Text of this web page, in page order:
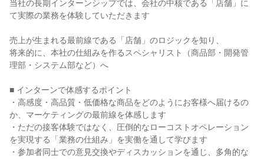
当社の長期インターンシップでは、会社の中核である「店舗」に
て実際の業務を体験していただきます
売上が生まれる最前線である「店舗」のロジックを知り、
将来的に、本社の仕組みを作るスペシャリスト（商品部・開発管
理部・システム部など）へ
■ インターンで体感するポイント
・高感度・高品質・低価格な商品をどのようにお客様へ届けるの
か、マーケティングの最前線を体感します
・ただの接客体験ではなく、圧倒的なローコストオペレーション
を実現する「業務の仕組み」を実働を通して学びます
・参加者同士での意見交換やディスカッションを通じ、多角的な